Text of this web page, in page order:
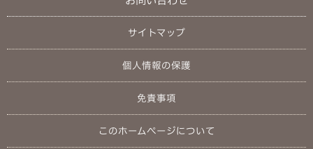
サイトマップ
個人情報の保護
免責事項
このホームページについて